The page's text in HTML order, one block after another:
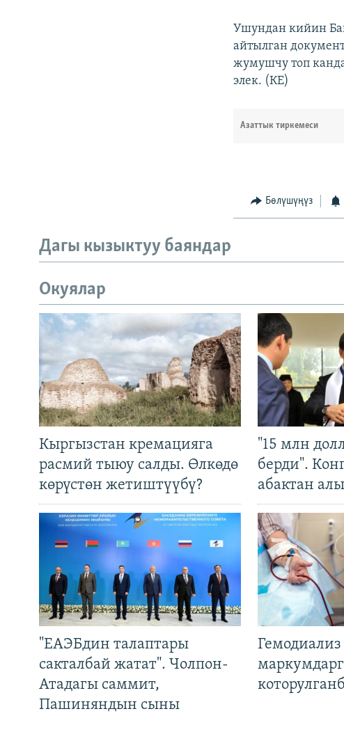
Ушундан кийин
айтылган
жумушчу топ
элек. (КЕ)
Азаттык тиркемеси
Бөлүшүңүз
Дагы кызыктуу баяндар
Окуялар
Кыргызстан кремацияга
расмий тыюу салды. Өлкөдө
көрүстөн жетиштүүбү?
"15 млн
берди".
абактан
"ЕАЭБдин талаптары
сакталбай жатат". Чолпон-
Атадагы саммит,
Пашиняндын сыны